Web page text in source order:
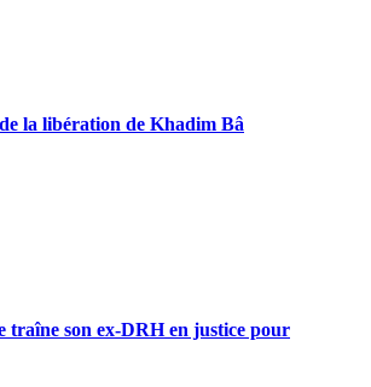
de la libération de Khadim Bâ
traîne son ex-DRH en justice pour